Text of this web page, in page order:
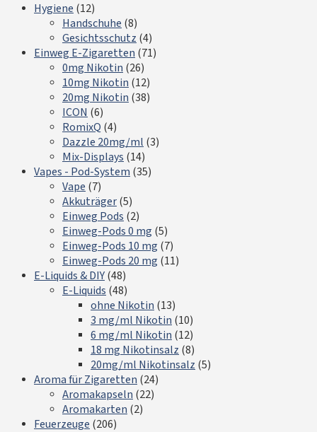
Hygiene (12)
Handschuhe (8)
Gesichtsschutz (4)
Einweg E-Zigaretten (71)
0mg Nikotin (26)
10mg Nikotin (12)
20mg Nikotin (38)
ICON (6)
RomixQ (4)
Dazzle 20mg/ml (3)
Mix-Displays (14)
Vapes - Pod-System (35)
Vape (7)
Akkuträger(5)
Einweg Pods (2)
Einweg-Pods 0 mg (5)
Einweg-Pods 10 mg (7)
Einweg-Pods 20 mg (11)
E-Liquids & DIY(48)
E-Liquids (48)
ohne Nikotin (13)
3 mg/ml Nikotin (10)
6 mg/ml Nikotin (12)
18 mg Nikotinsalz (8)
20mg/ml Nikotinsalz (5)
Aroma für Zigaretten (24)
Aromakapseln (22)
Aromakarten (2)
Feuerzeuge (206)